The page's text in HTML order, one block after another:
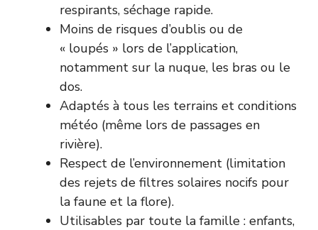
respirants, séchage rapide.
Moins de risques d’oublis ou de
« loupés » lors de l’application,
notamment sur la nuque, les bras ou le
dos.
Adaptés à tous les terrains et conditions
météo (même lors de passages en
rivière).
Respect de l’environnement (limitation
des rejets de filtres solaires nocifs pour
la faune et la flore).
Utilisables par toute la famille : enfants,